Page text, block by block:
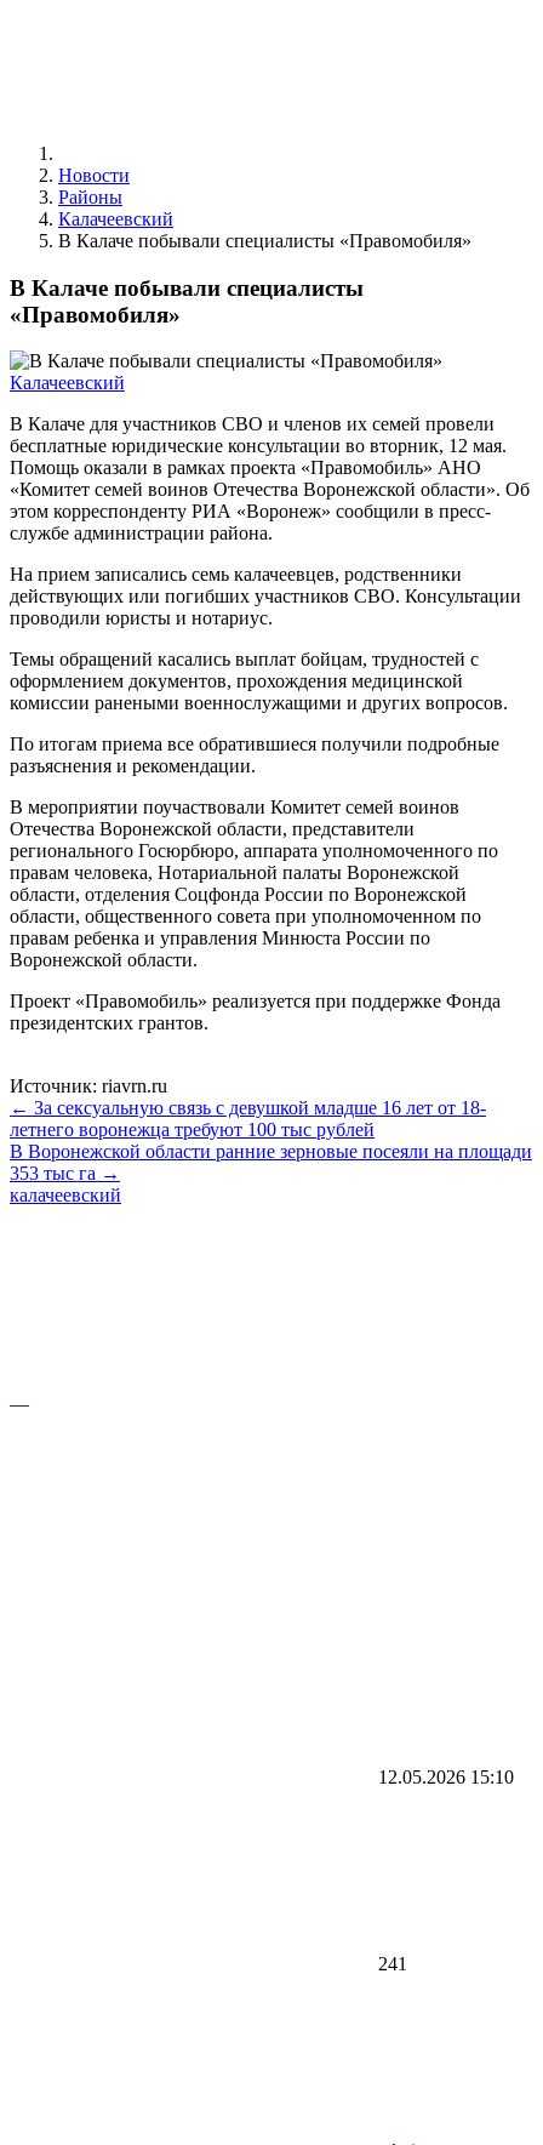
Новости
Районы
Калачеевский
В Калаче побывали специалисты «Правомобиля»
В Калаче побывали специалисты
«Правомобиля»
Калачеевский
В Калаче для участников СВО и членов их семей провели
бесплатные юридические консультации во вторник, 12 мая.
Помощь оказали в рамках проекта «Правомобиль» АНО
«Комитет семей воинов Отечества Воронежской области». Об
этом корреспонденту РИА «Воронеж» сообщили в пресс-
службе администрации района.
На прием записались семь калачеевцев, родственники
действующих или погибших участников СВО. Консультации
проводили юристы и нотариус.
Темы обращений касались выплат бойцам, трудностей с
оформлением документов, прохождения медицинской
комиссии ранеными военнослужащими и других вопросов.
По итогам приема все обратившиеся получили подробные
разъяснения и рекомендации.
В мероприятии поучаствовали Комитет семей воинов
Отечества Воронежской области, представители
регионального Госюрбюро, аппарата уполномоченного по
правам человека, Нотариальной палаты Воронежской
области, отделения Соцфонда России по Воронежской
области, общественного совета при уполномоченном по
правам ребенка и управления Минюста России по
Воронежской области.
Проект «Правомобиль» реализуется при поддержке Фонда
президентских грантов.
Источник: riavrn.ru
← За сексуальную связь с девушкой младше 16 лет от 18-
летнего воронежца требуют 100 тыс рублей
В Воронежской области ранние зерновые посеяли на площади
353 тыс га →
калачеевский
—
12.05.2026 15:10
241